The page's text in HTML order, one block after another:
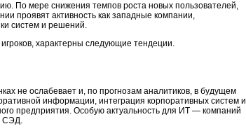
По мере снижения темпов роста новых пользователей,
проявят активность как западные компании,
систем и решений.
характерны следующие тендеции.
не ослабевает и, по прогнозам аналитиков, в будущем
информации, интеграция корпоративных систем и
предприятия. Особую актуальность для ИТ — компаний
СЭД.